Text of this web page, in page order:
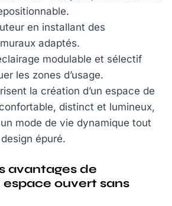
en installant des
adaptés.
modulable et sélectif
les zones d’usage.
la création d’un espace de
distinct et lumineux,
mode de vie dynamique tout
épuré.
avantages de
ouvert sans